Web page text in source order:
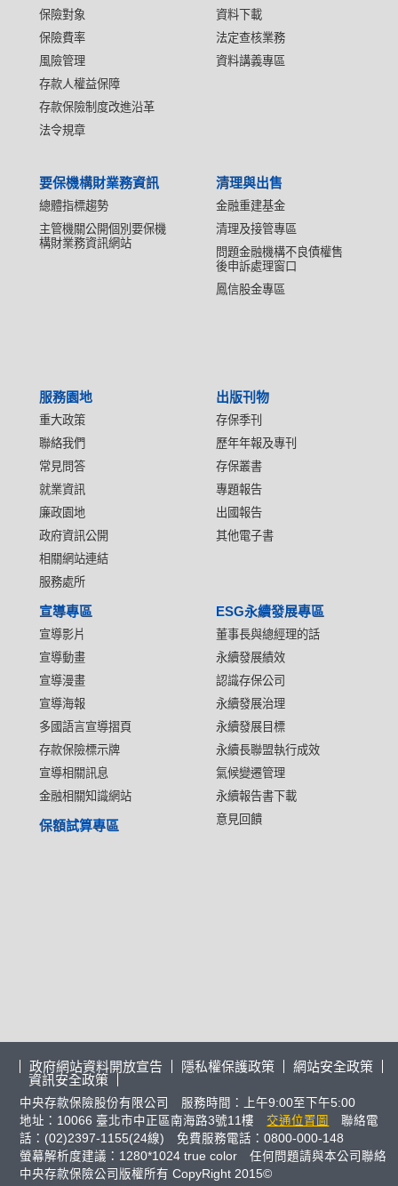
保險對象
保險費率
風險管理
存款人權益保障
存款保險制度改進沿革
法令規章
資料下載
法定查核業務
資料講義專區
要保機構財業務資訊
總體指標趨勢
主管機關公開個別要保機
構財業務資訊網站
清理與出售
金融重建基金
清理及接管專區
問題金融機構不良債權售
後申訴處理窗口
鳳信股金專區
服務園地
重大政策
聯絡我們
常見問答
就業資訊
廉政園地
政府資訊公開
相關網站連結
服務處所
出版刊物
存保季刊
歷年年報及專刊
存保叢書
專題報告
出國報告
其他電子書
宣導專區
宣導影片
宣導動畫
宣導漫畫
宣導海報
多國語言宣導摺頁
存款保險標示牌
宣導相關訊息
金融相關知識網站
ESG永續發展專區
董事長與總經理的話
永續發展績效
認識存保公司
永續發展治理
永續發展目標
永續長聯盟執行成效
氣候變遷管理
永續報告書下載
意見回饋
保額試算專區
政府網站資料開放宣告 隱私權保護政策
網站安全政策
資訊安全政策
中央存款保險股份有限公司 服務時間：上午9:00至下午5:00
地址：10066 臺北市中正區南海路3號11樓
交通位置圖
聯絡電
話：(02)2397-1155(24線) 免費服務電話：0800-000-148
螢幕解析度建議：1280*1024 true color 任何問題請與本公司聯絡
中央存款保險公司版權所有 CopyRight 2015©